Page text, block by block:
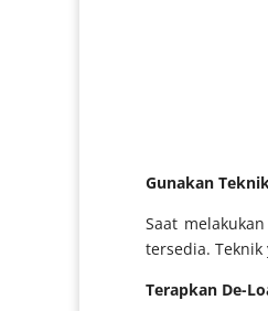
Gunakan
Saat
tersedia.
Terapkan De-